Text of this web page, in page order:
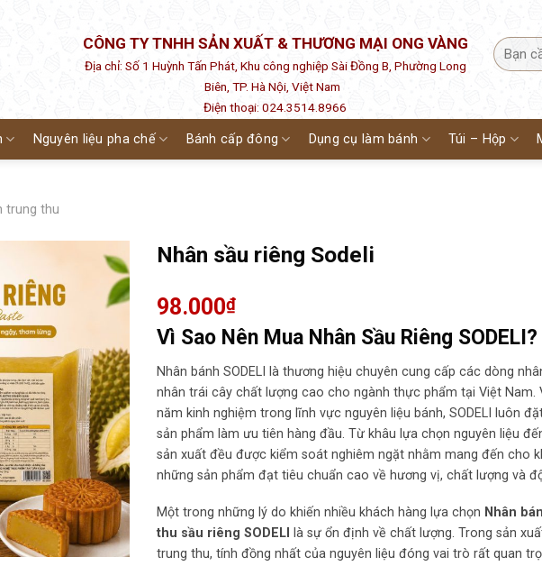
CÔNG TY TNHH SẢN XUẤT & THƯƠNG MẠI ONG VÀNG
Địa chỉ: Số 1 Huỳnh Tấn Phát, Khu công nghiệp Sài Đồng B, Phường Long
Biên, TP. Hà Nội, Việt Nam
Điện thoại: 024.3514.8966
Nguyên liệu pha chế Bánh cấp đông Dụng cụ làm bánh Túi – Hộp
trung thu
Nhân sầu riêng Sodeli
98.000₫
Vì Sao Nên Mua Nhân Sầu Riêng SODELI?
Nhân bánh SODELI là thương hiệu chuyên cung cấp các dòng
nhân trái cây chất lượng cao cho ngành thực phẩm tại Việt Nam.
năm kinh nghiệm trong lĩnh vực nguyên liệu bánh, SODELI luôn
sản phẩm làm ưu tiên hàng đầu. Từ khâu lựa chọn nguyên liệu
sản xuất đều được kiểm soát nghiêm ngặt nhằm mang đến cho
những sản phẩm đạt tiêu chuẩn cao về hương vị, chất lượng và
Một trong những lý do khiến nhiều khách hàng lựa chọn Nhân
thu sầu riêng SODELI là sự ổn định về chất lượng. Trong sản
trung thu, tính đồng nhất của nguyên liệu đóng vai trò rất quan